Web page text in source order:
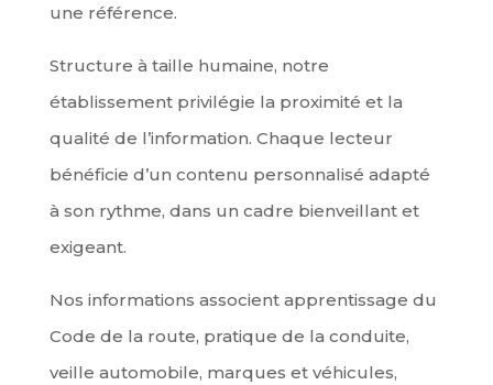
une référence.
Structure à taille humaine, notre
établissement privilégie la proximité et la
qualité de l’information. Chaque lecteur
bénéficie d’un contenu personnalisé adapté
à son rythme, dans un cadre bienveillant et
exigeant.
Nos informations associent apprentissage du
Code de la route, pratique de la conduite,
veille automobile, marques et véhicules,